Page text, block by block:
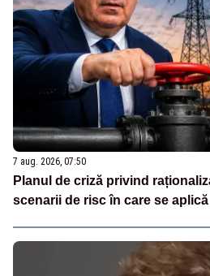
7 aug. 2026, 07:50
Planul de criză privind
scenarii de risc în care se aplică